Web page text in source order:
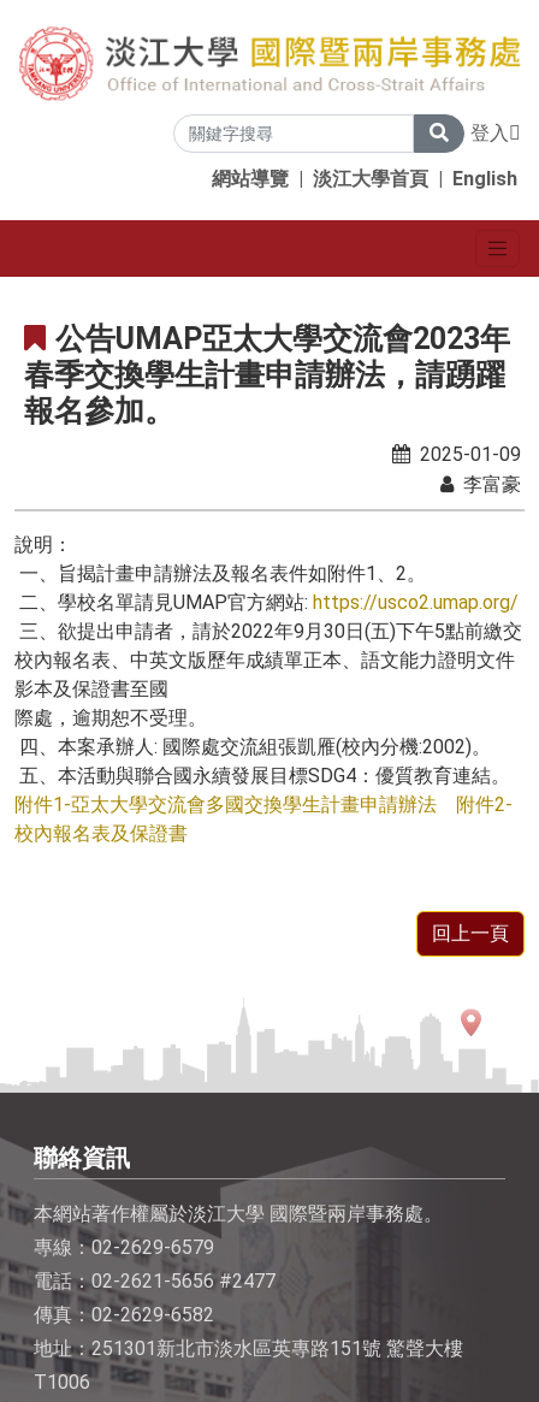
登入
網站導覽 | 淡江大學首頁 | English
公告UMAP亞太大學交流會2023年
春季交換學生計畫申請辦法，請踴躍
報名參加。
2025-01-09
李富豪
說明：
一、旨揭計畫申請辦法及報名表件如附件1、2。
二、學校名單請見UMAP官方網站: https://usco2.umap.org/
三、欲提出申請者，請於2022年9月30日(五)下午5點前繳交
校內報名表、中英文版歷年成績單正本、語文能力證明文件
影本及保證書至國
際處，逾期恕不受理。
四、本案承辦人: 國際處交流組張凱雁(校內分機:2002)。
五、本活動與聯合國永續發展目標SDG4：優質教育連結。
附件1-亞太大學交流會多國交換學生計畫申請辦法
附件2-
校內報名表及保證書
回上一頁
聯絡資訊
本網站著作權屬於淡江大學 國際暨兩岸事務處。
專線：02-2629-6579
電話：02-2621-5656 #2477
傳真：02-2629-6582
地址：251301新北市淡水區英專路151號 驚聲大樓
T1006